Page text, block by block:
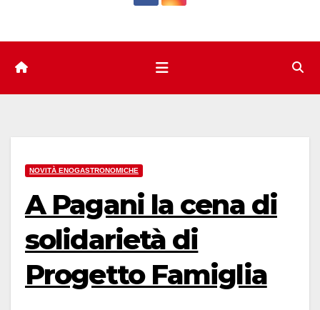
NOVITÀ ENOGASTRONOMICHE
A Pagani la cena di
solidarietà di
Progetto Famiglia